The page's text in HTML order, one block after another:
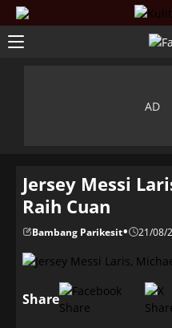
Jersey Messi
Raih Cuan
Bambang Parikesit• 21/08/
Share